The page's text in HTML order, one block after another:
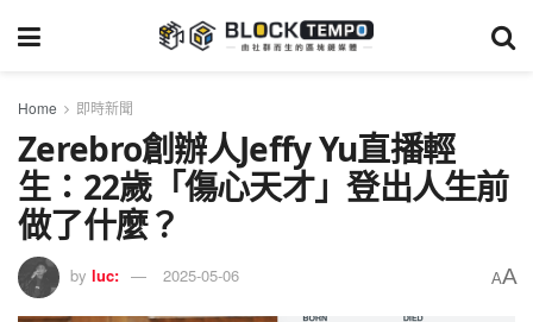
Home 即時新聞
Zerebro創辦人Jeffy Yu直播輕
生：22歲「傷心天才」登出人生前
做了什麼？
by luc: 2025-05-06 AA